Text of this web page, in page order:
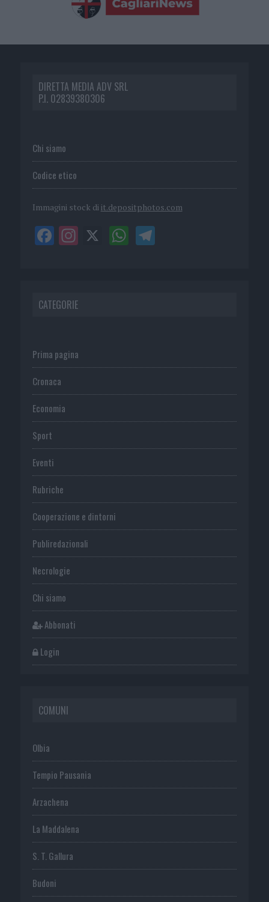
DIRETTA MEDIA ADV SRL
P.I. 02839380306
Chi siamo
Codice etico
Immagini stock di it.depositphotos.com
CATEGORIE
Prima pagina
Cronaca
Economia
Sport
Eventi
Rubriche
Cooperazione e dintorni
Publiredazionali
Necrologie
Chi siamo
Abbonati
Login
COMUNI
Olbia
Tempio Pausania
Arzachena
La Maddalena
S. T. Gallura
Budoni